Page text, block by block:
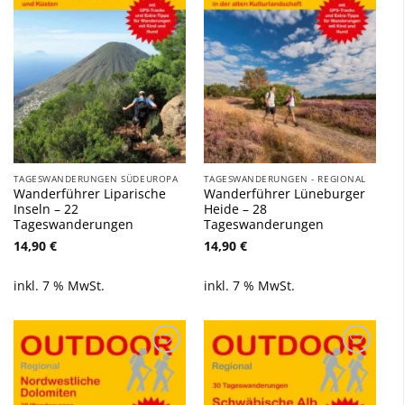
TAGESWANDERUNGEN SÜDEUROPA
Wanderführer Liparische
Inseln – 22
Tageswanderungen
14,90 €
inkl. 7 % MwSt.
TAGESWANDERUNGEN - REGIONAL
Wanderführer Lüneburger
Heide – 28
Tageswanderungen
14,90 €
inkl. 7 % MwSt.
Zu
Wunschliste
hinzufügen
Zu
Wunschliste
hinzufügen